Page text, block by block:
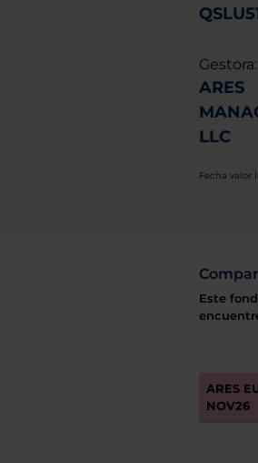
Gestora:
ARES
LLC
Fecha valor
Este
ARES
NOV26